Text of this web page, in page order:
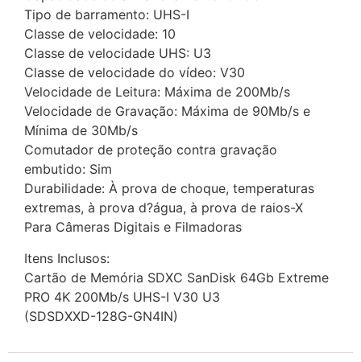
Tipo de barramento: UHS-I
Classe de velocidade: 10
Classe de velocidade UHS: U3
Classe de velocidade do vídeo: V30
Velocidade de Leitura: Máxima de 200Mb/s
Velocidade de Gravação: Máxima de 90Mb/s e
Mínima de 30Mb/s
Comutador de proteção contra gravação
embutido: Sim
Durabilidade: À prova de choque, temperaturas
extremas, à prova d?água, à prova de raios-X
Para Câmeras Digitais e Filmadoras
Itens Inclusos:
Cartão de Memória SDXC SanDisk 64Gb Extreme
PRO 4K 200Mb/s UHS-I V30 U3
(SDSDXXD-128G-GN4IN)